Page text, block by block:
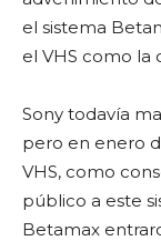
el sistema
el VHS como la
Sony todavía
pero en enero
VHS, como
público a este
Betamax